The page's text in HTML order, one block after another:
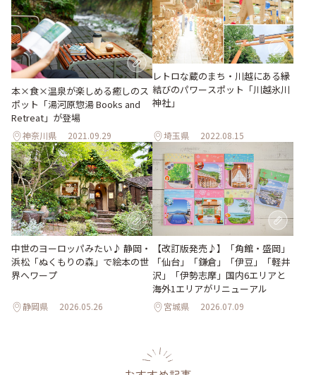
本×食×温泉が楽しめる癒しのス
ポット「湯河原惣湯 Books and
Retreat」が登場
神奈川県 2021.09.29
レトロな蔵のまち・川越にある縁
結びのパワースポット「川越氷川
神社」
埼玉県 2022.08.15
中世のヨーロッパみたい♪ 静岡・
浜松「ぬくもりの森」で絵本の世
界へワープ
静岡県 2026.05.26
【改訂版発売♪】「角館・盛岡」
「仙台」「鎌倉」「伊豆」「軽井
沢」「伊勢志摩」国内6エリアと
海外1エリアがリニューアル
宮城県 2026.07.09